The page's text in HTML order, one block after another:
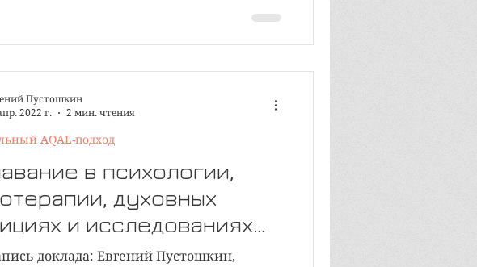
в психологии,
духовных
и исследованиях
Видео + слайды
доклада: Евгений Пустошкин,
AQAL-подход
Пустошкин
2022 г.
2 мин. чтения